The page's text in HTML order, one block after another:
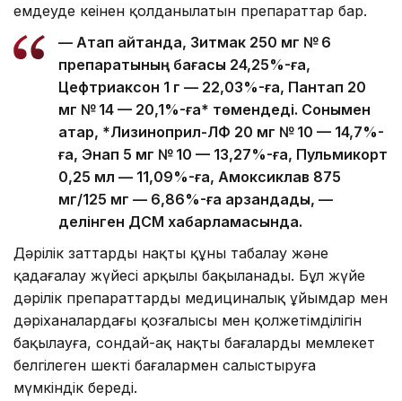
емдеуде кеңінен қолданылатын препараттар бар.
— Атап айтқанда, Зитмак 250 мг № 6
препаратының бағасы 24,25%-ға,
Цефтриаксон 1 г — 22,03%-ға, Пантап 20
мг № 14 — 20,1%-ға* төмендеді. Сонымен
қатар, *Лизиноприл-ЛФ 20 мг № 10 — 14,7%-
ға, Энап 5 мг № 10 — 13,27%-ға, Пульмикорт
0,25 мл — 11,09%-ға, Амоксиклав 875
мг/125 мг — 6,86%-ға арзандады, —
делінген ДСМ хабарламасында.
Дәрілік заттардың нақты құны таңбалау және
қадағалау жүйесі арқылы бақыланады. Бұл жүйе
дәрілік препараттардың медициналық ұйымдар мен
дәріханалардағы қозғалысы мен қолжетімділігін
бақылауға, сондай-ақ нақты бағаларды мемлекет
белгілеген шекті бағалармен салыстыруға
мүмкіндік береді.